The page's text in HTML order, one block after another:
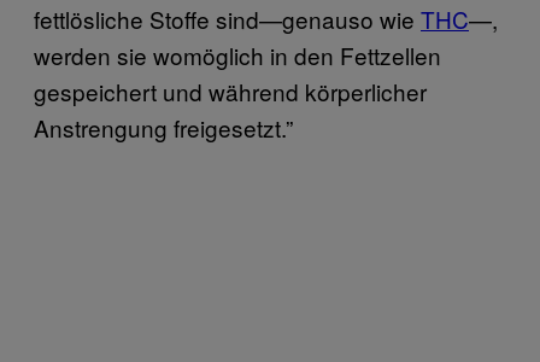
fettlösliche Stoffe sind—genauso wie THC—,
werden sie womöglich in den Fettzellen
gespeichert und während körperlicher
Anstrengung freigesetzt.”